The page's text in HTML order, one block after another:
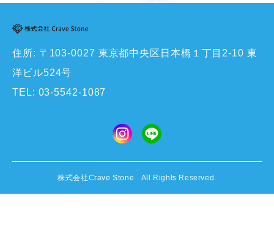
住所: 〒103-0027 東京都中央区日本橋１丁目2-10 東
洋ビル524号
TEL: 03-5542-1087
株式会社Crave Stone All Rights Reserved.